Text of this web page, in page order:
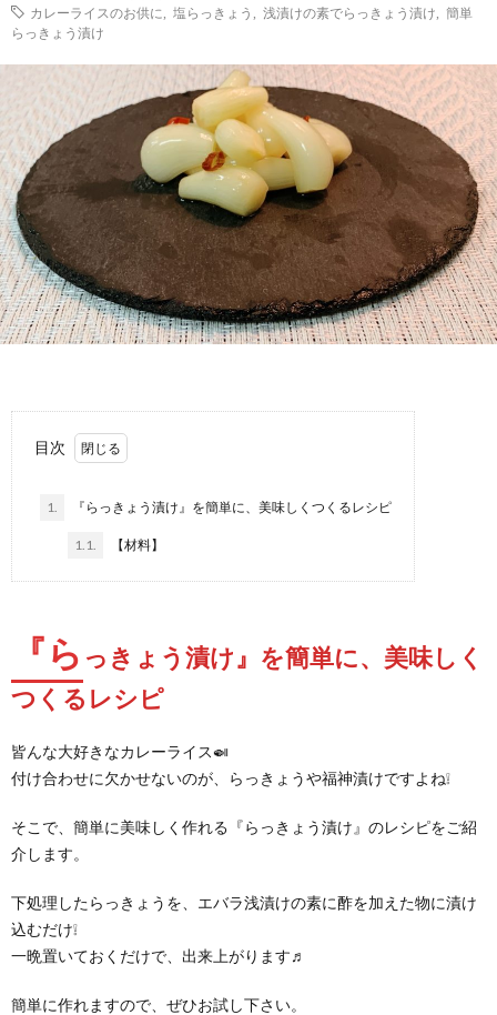
カレーライスのお供に
塩らっきょう 浅漬けの素でらっきょう漬け
簡単
らっきょう漬け
目次
1. 『らっきょう漬け』を簡単に、美味しくつくるレシピ
1.1. 【材料】
『ら っきょう漬け』を簡単に、美味しく
つくるレシピ
皆んな大好きなカレーライス🍛
付け合わせに欠かせないのが、らっきょうや福神漬けですよね❕
そこで、簡単に美味しく作れる『らっきょう漬け』のレシピをご紹
介します。
下処理したらっきょうを、エバラ浅漬けの素に酢を加えた物に漬け
込むだけ❕
一晩置いておくだけで、出来上がります♬
簡単に作れますので、ぜひお試し下さい。